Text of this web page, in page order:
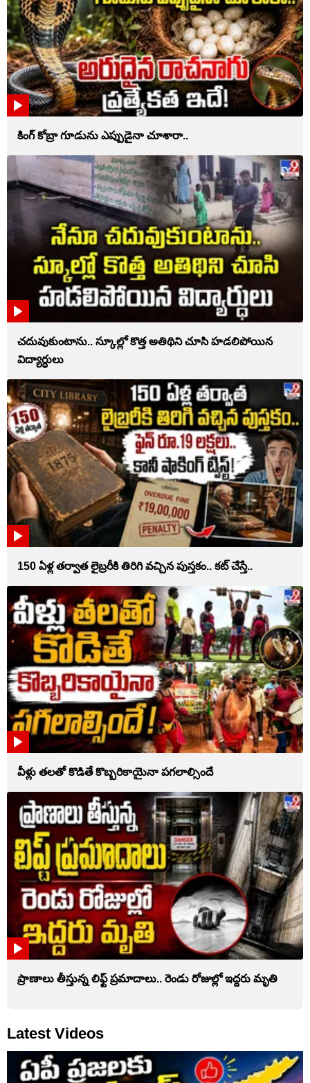
కింగ్ కోబ్రా గూడును ఎప్పుడైనా చూశారా..
చదువుకుంటాను.. స్కూల్లో కొత్త అతిథిని చూసి హడలిపోయిన
విద్యార్ధులు
150 ఏళ్ల తర్వాత లైబ్రరీకి తిరిగి వచ్చిన పుస్తకం.. కట్ చేస్తే..
వీళ్లు తలతో కొడితే కొబ్బరికాయైనా పగలాల్సిందే
ప్రాణాలు తీస్తున్న లిఫ్ట్‌ ప్రమాదాలు.. రెండు రోజుల్లో ఇద్దరు మృతి
Latest Videos